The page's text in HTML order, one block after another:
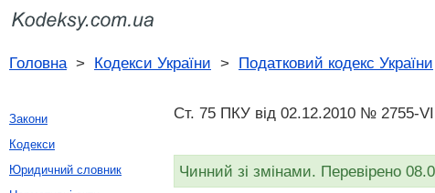
Головна> Кодекси України > Податковий кодекс України
Ст. 75 ПКУ від 02.12.2010 № 2755-VI
Чинний зі змінами. Перевірено
Закони
Кодекси
Юридичний словник